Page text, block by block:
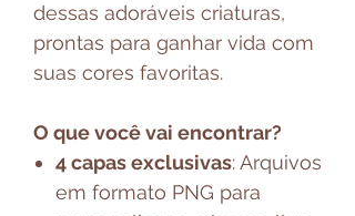
dessas adoráveis criaturas,
prontas para ganhar vida com
suas cores favoritas.
O que você vai encontrar?
4 capas exclusivas: Arquivos
em formato PNG para